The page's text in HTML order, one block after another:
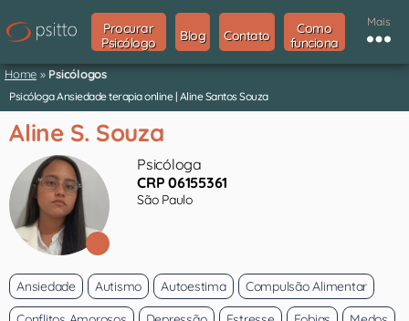
Procurar
Psicólogo
Blog Contato
Como
funciona
Mais
Home » Psicólogos
Psicóloga Ansiedade terapia online | Aline Santos Souza
Aline S. Souza
Psicóloga
CRP 06155361
São Paulo
Ansiedade Autismo Autoestima
Compulsão Alimentar